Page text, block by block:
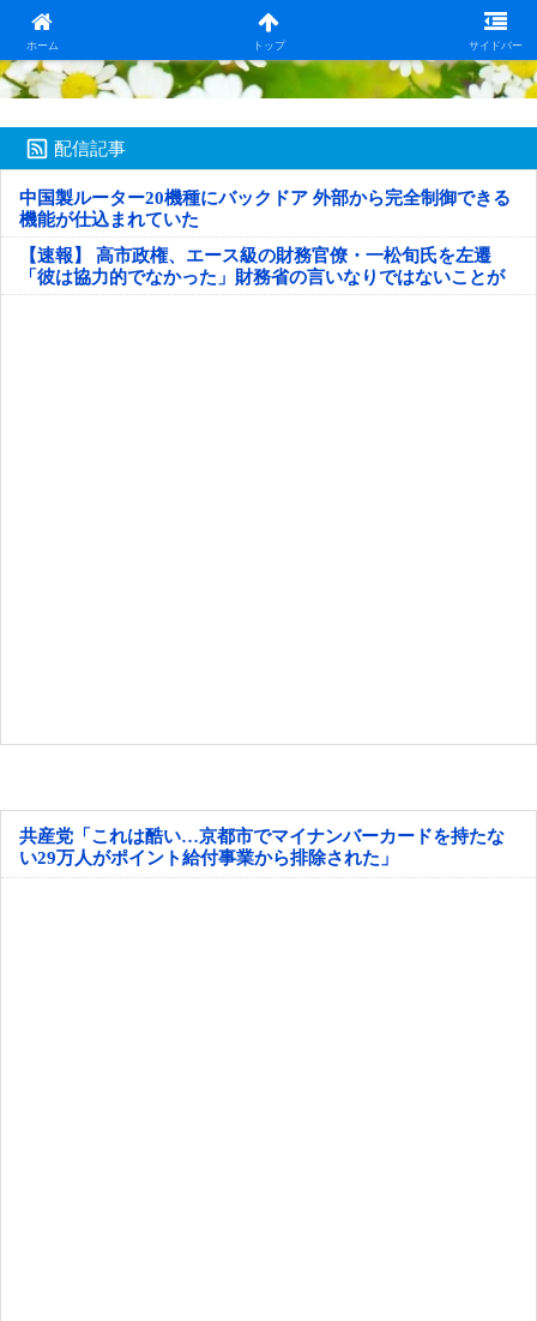
ホーム トップ サイドバー
日本第一！ニュース録
配信記事
中国製ルーター20機種にバックドア 外部から完全制御できる
機能が仕込まれていた
【速報】 高市政権、エース級の財務官僚・一松旬氏を左遷
「彼は協力的でなかった」財務省の言いなりではないことが
判明
共産党「これは酷い…京都市でマイナンバーカードを持たな
い29万人がポイント給付事業から排除された」